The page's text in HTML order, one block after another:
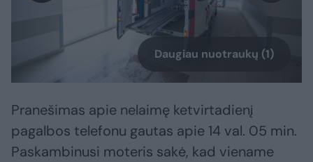
Daugiau nuotraukų (1)
Pranešimas apie nelaimę ketvirtadienį
pagalbos telefonu gautas apie 14 val. 05 min.
Paskambinusi moteris sakė, kad viename